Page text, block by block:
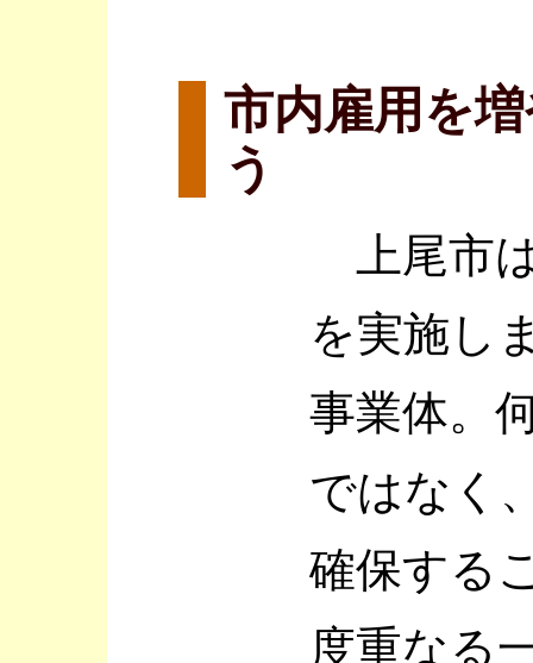
市内雇用を
う
上尾市
を実施し
事業体。
ではなく
確保する
度重なる